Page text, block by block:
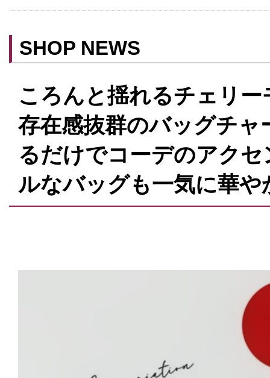
予約可
SHOP NEWS
ころんと揺れるチェリ
存在感抜群のバッグチ
るだけでコーデのアク
ルなバッグも一気に華や